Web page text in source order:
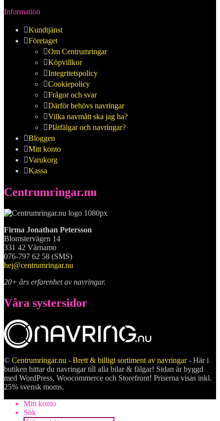
Information
Kundtjänst
Företaget
Om Centrumringar
Köpvillkor
Integritetspolicy
Cookiepolicy
Frågor och svar
Därför behövs navringar
Vilka navmått ska jag ha?
Plåtfälgar och navringar?
Bloggen
Mitt konto
Varukorg
Kassa
Centrumringar.nu
Firma Jonathan Petersson
Blomstervägen 14
331 42 Värnamo
076-797 62 58 (SMS)
hej@centrumringar.nu
20+ års erfarenhet av navringar.
Våra systersidor
© Centrumringar.nu - Brett & billigt sortiment av navringar- Här i
butiken hittar du navringar till alla bilar & fälgar! Sidan är byggd
med WordPress, Woocommerce och Storefront! Priserna visas inkl.
25% svensk moms.
Mitt konto
Sök